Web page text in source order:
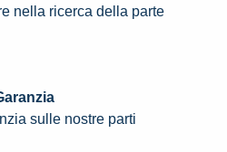
nella ricerca della parte
sulle nostre parti